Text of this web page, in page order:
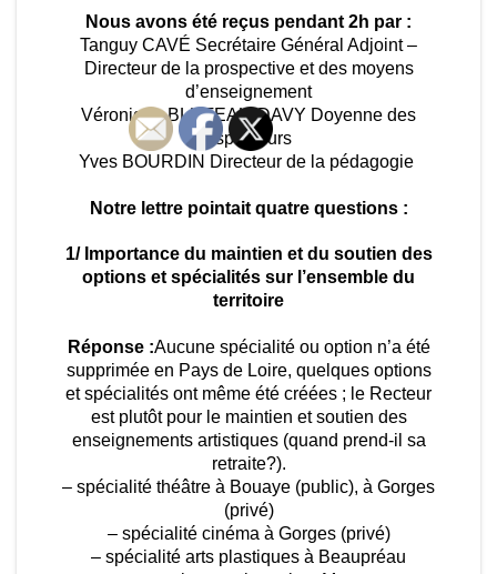
Nous avons été reçus pendant 2h par :
Tanguy CAVÉ Secrétaire Général Adjoint –
Directeur de la prospective et des moyens
d’enseignement
Véronique BLUTEAU-DAVY Doyenne des
Inspecteurs
Yves BOURDIN Directeur de la pédagogie
Notre lettre pointait quatre questions :
1/ Importance du maintien et du soutien des
options et spécialités sur l’ensemble du
territoire
Réponse :Aucune spécialité ou option n’a été
supprimée en Pays de Loire, quelques options
et spécialités ont même été créées ; le Recteur
est plutôt pour le maintien et soutien des
enseignements artistiques (quand prend-il sa
retraite?).
– spécialité théâtre à Bouaye (public), à Gorges
(privé)
– spécialité cinéma à Gorges (privé)
– spécialité arts plastiques à Beaupréau